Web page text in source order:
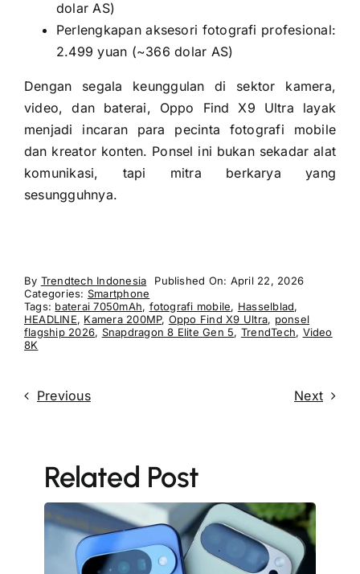
dolar AS)
Perlengkapan aksesori fotografi profesional:
2.499 yuan (~366 dolar AS)
Dengan segala keunggulan di sektor kamera,
video, dan baterai, Oppo Find X9 Ultra layak
menjadi incaran para pecinta fotografi mobile
dan kreator konten. Ponsel ini bukan sekadar alat
komunikasi, tapi mitra berkarya yang
sesungguhnya.
By Trendtech Indonesia
Published On: April 22, 2026
Categories: Smartphone
Tags: baterai 7050mAh, fotografi mobile, Hasselblad,
HEADLINE, Kamera 200MP, Oppo Find X9 Ultra, ponsel
flagship 2026, Snapdragon 8 Elite Gen 5, TrendTech, Video
8K
Previous Next
Related Post